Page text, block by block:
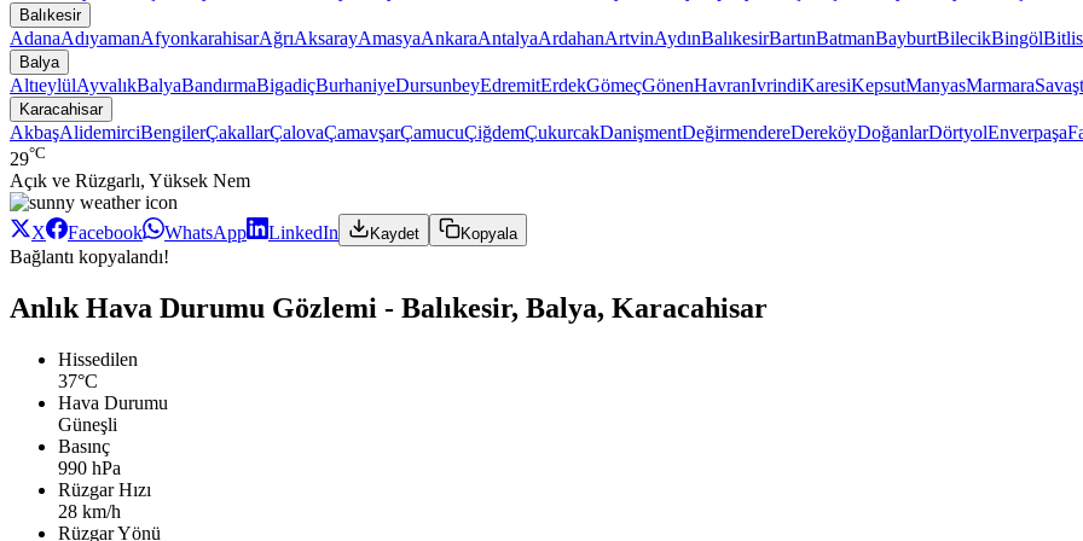
Balıkesir
AdanaAdıyamanAfyonkarahisarAğrıAksarayAmasyaAnkaraAntalyaArdahanArtvinAydınBalıkesirBartınBatmanBayburtBilecikBingölBitlis
Balya
AltıeylülAyvalıkBalyaBandırmaBigadiçBurhaniyeDursunbeyEdremitErdekGömeçGönenHavranIvrindiKaresiKepsutManyasMarmara
Karacahisar
AkbaşAlidemirciBengilerÇakallarÇalovaÇamavşarÇamucuÇiğdemÇukurcakDanişmentDeğirmendereDereköyDoğanlarDörtyolEnverpaşa
29°C
Açık ve Rüzgarlı, Yüksek Nem
X Facebook WhatsApp LinkedIn Kaydet Kopyala
Bağlantı kopyalandı!
Anlık Hava Durumu Gözlemi - Balıkesir, Balya, Karacahisar
Hissedilen
37°C
Hava Durumu
Güneşli
Basınç
990 hPa
Rüzgar Hızı
28 km/h
Rüzgar Yönü